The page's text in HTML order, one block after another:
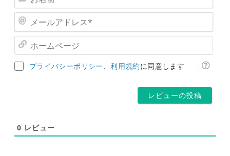
名
*ー
ア
ス
ー
ー
プライバシーポリシー、利用規約に同意します
0 レビュー